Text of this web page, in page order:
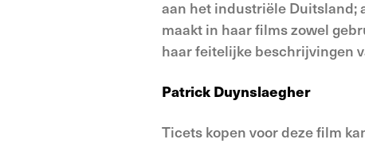
aan het industriële Duitsland;
maakt in haar films zowel
haar feitelijke beschrijvingen
Patrick Duynslaegher
Ticets kopen voor deze film